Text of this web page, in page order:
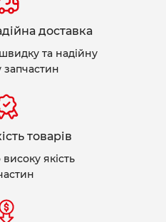
доставка
та надійну
запчастин
товарів
якість